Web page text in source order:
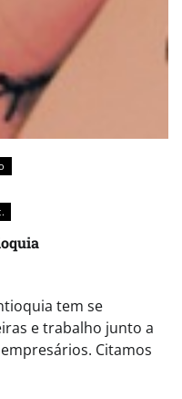
tem se
e trabalho junto a
Citamos